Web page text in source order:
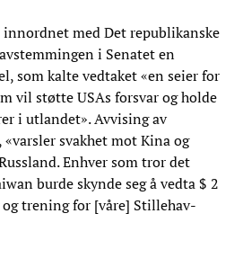
innordnet med Det republikanske
i Senatet en
som kalte vedtaket «en seier for
vil støtte USAs forsvar og holde
i utlandet». Avvising av
svakhet mot Kina og
Enhver som tror det
burde skynde seg å vedta $ 2
trening for [våre] Stillehav-